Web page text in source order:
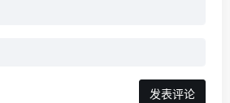
发表评论